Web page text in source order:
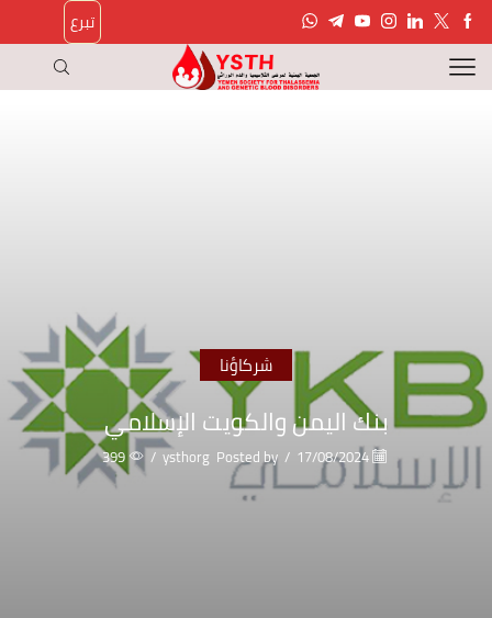
تبرع
شركاؤنا
بنك اليمن والكويت الإسلامي
17/08/2024
/
Posted by
ysthorg
/
399